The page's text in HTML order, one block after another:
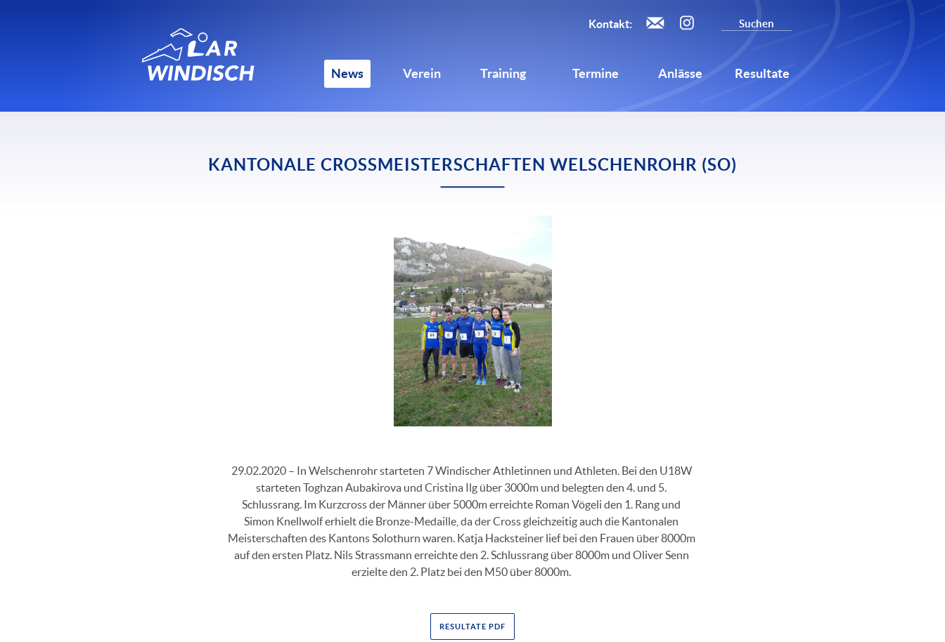
News Verein Training Termine Anlässe Resultate
Kontakt:
KANTONALE CROSSMEISTERSCHAFTEN WELSCHENROHR (SO)
29.02.2020 – In Welschenrohr starteten 7 Windischer Athletinnen und Athleten. Bei den U18W
starteten Toghzan Aubakirova und Cristina Ilg über 3000m und belegten den 4. und 5.
Schlussrang. Im Kurzcross der Männer über 5000m erreichte Roman Vögeli den 1. Rang und
Simon Knellwolf erhielt die Bronze-Medaille, da der Cross gleichzeitig auch die Kantonalen
Meisterschaften des Kantons Solothurn waren. Katja Hacksteiner lief bei den Frauen über 8000m
auf den ersten Platz. Nils Strassmann erreichte den 2. Schlussrang über 8000m und Oliver Senn
erzielte den 2. Platz bei den M50 über 8000m.
RESULTATE PDF